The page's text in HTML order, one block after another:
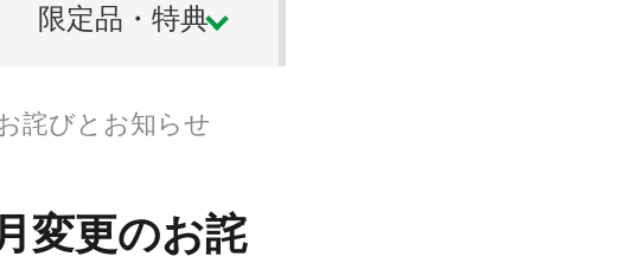
限定品・特典
詫びとお知らせ
変更のお詫